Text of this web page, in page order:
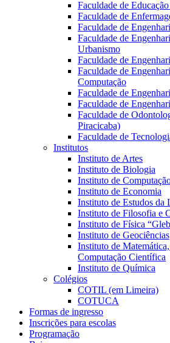
Faculdade de
Faculdade de
Faculdade de
Faculdade de
Urbanismo
Faculdade de
Faculdade de
Computação
Faculdade de
Faculdade de
Faculdade de
Piracicaba)
Faculdade de
Institutos
Instituto de Artes
Instituto de Biologia
Instituto de
Instituto de Economia
Instituto de Estudos da
Instituto de Filosofia e
Instituto de Física
Instituto de Geociências
Instituto de
Computação Científica
Instituto de Química
Colégios
COTIL (em Limeira)
COTUCA
Formas de ingresso
Inscrições para escolas
Programação